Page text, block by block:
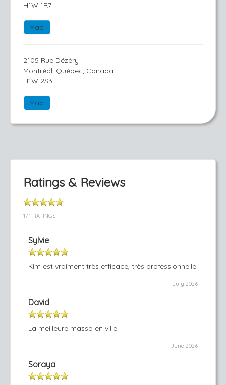
H1W 1R7
Map
2105 Rue Dézéry
Montréal, Québec, Canada
H1W 2S3
Map
Ratings & Reviews
171 RATINGS
Sylvie
Kim est vraiment très efficace, très professionnelle.
July 2026
David
La meilleure masso en ville!
June 2026
Soraya